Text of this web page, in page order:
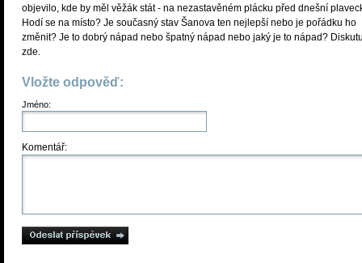
objevilo, kde by měl věžák stát - na nezastavěném plácku před dnešní
Hodí se na místo? Je současný stav Šanova ten nejlepší nebo je pořádku ho
změnit? Je to dobrý nápad nebo špatný nápad nebo jaký je to nápad?
zde.
Vložte odpověď:
Jméno:
Komentář: